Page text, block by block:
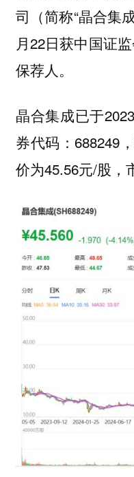
司（简称“晶合集
月22日获中国证
保荐人。
晶合集成已于
券代码：688249
价为45.56元/股，